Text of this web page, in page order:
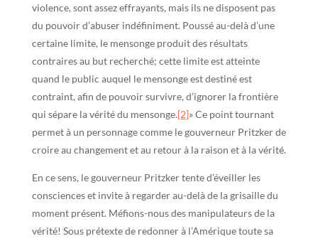
violence, sont assez effrayants, mais ils ne disposent pas
du pouvoir d’abuser indéfiniment. Poussé au-delà d’une
certaine limite, le mensonge produit des résultats
contraires au but recherché; cette limite est atteinte
quand le public auquel le mensonge est destiné est
contraint, afin de pouvoir survivre, d’ignorer la frontière
qui sépare la vérité du mensonge.[2]» Ce point tournant
permet à un personnage comme le gouverneur Pritzker de
croire au changement et au retour à la raison et à la vérité.
En ce sens, le gouverneur Pritzker tente d’éveiller les
consciences et invite à regarder au-delà de la grisaille du
moment présent. Méfions-nous des manipulateurs de la
vérité! Sous prétexte de redonner à l’Amérique toute sa